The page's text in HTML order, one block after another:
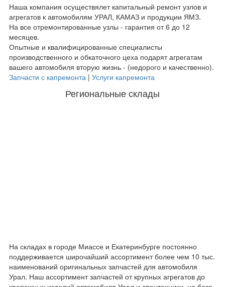
Наша компания осуществялет капитальный ремонт узлов и
агрегатов к автомобилям УРАЛ, КАМАЗ и продукции ЯМЗ.
На все отремонтированные узлы - гарантия от 6 до 12
месяцев.
Опытные и квалифицированные специалисты
производственного и обкаточного цеха подарят агрегатам
вашего автомобиля вторую жизнь - (недорого и качественно).
Запчасти с капремонта | Услуги капремонта
Региональные склады
На складах в городе Миассе и Екатеринбурге постоянно
поддерживается широчайший ассортимент более чем 10 тыс.
наименований оригинальных запчастей для автомобиля
Урал. Наш ассортимент запчастей от крупных агрегатов до